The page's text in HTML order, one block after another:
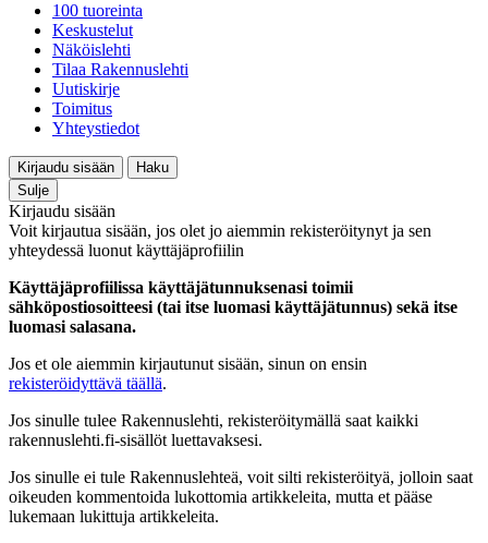
100 tuoreinta
Keskustelut
Näköislehti
Tilaa Rakennuslehti
Uutiskirje
Toimitus
Yhteystiedot
Kirjaudu sisään
Haku
Sulje
Kirjaudu sisään
Voit kirjautua sisään, jos olet jo aiemmin rekisteröitynyt ja sen
yhteydessä luonut käyttäjäprofiilin
Käyttäjäprofiilissa käyttäjätunnuksenasi toimii
sähköpostiosoitteesi (tai itse luomasi käyttäjätunnus) sekä itse
luomasi salasana.
Jos et ole aiemmin kirjautunut sisään, sinun on ensin
rekisteröidyttävä täällä.
Jos sinulle tulee Rakennuslehti, rekisteröitymällä saat kaikki
rakennuslehti.fi-sisällöt luettavaksesi.
Jos sinulle ei tule Rakennuslehteä, voit silti rekisteröityä, jolloin saat
oikeuden kommentoida lukottomia artikkeleita, mutta et pääse
lukemaan lukittuja artikkeleita.